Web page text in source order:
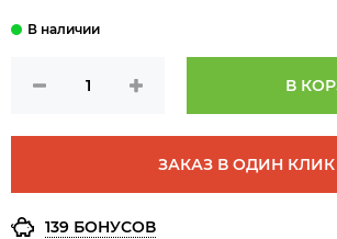
В
ЗАКАЗ В ОДИН КЛИК
139 БОНУСОВ